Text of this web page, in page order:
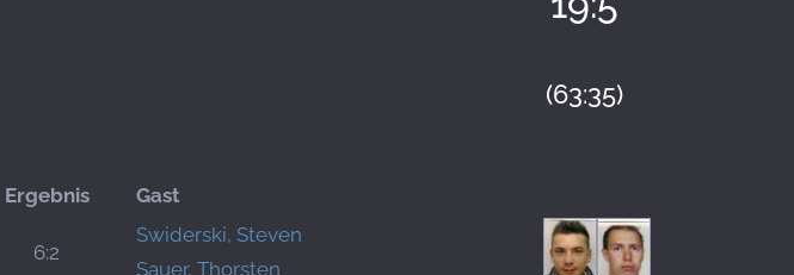
(63:35)
Ergebnis Gast
6:2
Swiderski, Steven
Sauer, Thorsten